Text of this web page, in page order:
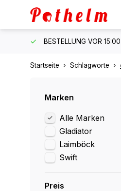
BESTELLUNG VOR
Startseite Schlagworte
Marken
Alle Marken
Gladiator
Laimböck
Swift
Preis